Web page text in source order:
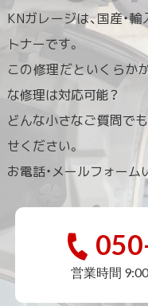
KNガレージは、国産・
トナーです。
この修理だといくらか
な修理は対応可能？
どんな小さなご質問で
せください。
お電話・メールフォーム
営業時間